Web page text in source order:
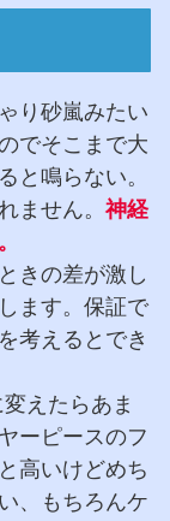
り砂嵐みたい
でそこまで大
と鳴らない。
ません。 神経
きの差が激し
ます。保証で
考えるとでき
えたらあま
ーピースのフ
高いけどめち
、もちろんケ